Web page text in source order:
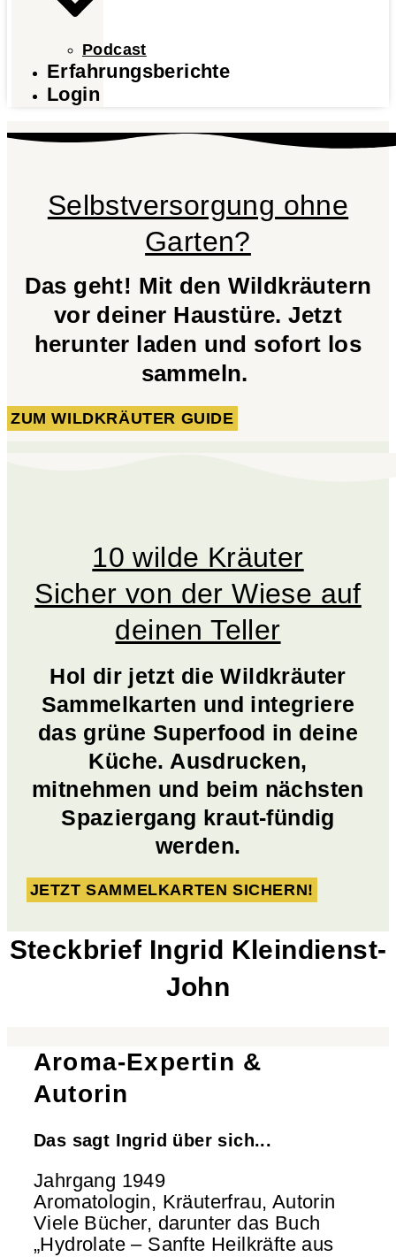
Podcast
Erfahrungsberichte
Login
Selbstversorgung ohne
Garten?
Das geht! Mit den Wildkräutern
vor deiner Haustüre. Jetzt
herunter laden und sofort los
sammeln.
ZUM WILDKRÄUTER GUIDE
10 wilde Kräuter
Sicher von der Wiese auf
deinen Teller
Hol dir jetzt die Wildkräuter
Sammelkarten und integriere
das grüne Superfood in deine
Küche. Ausdrucken,
mitnehmen und beim nächsten
Spaziergang kraut-fündig
werden.
JETZT SAMMELKARTEN SICHERN!
Steckbrief Ingrid Kleindienst-
John
Aroma-Expertin &
Autorin
Das sagt Ingrid über sich...
Jahrgang 1949
Aromatologin, Kräuterfrau, Autorin
Viele Bücher, darunter das Buch
„Hydrolate – Sanfte Heilkräfte aus